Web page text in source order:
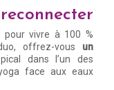
pour vivre à 100 %
offrez-vous un
dans l’un des
face aux eaux